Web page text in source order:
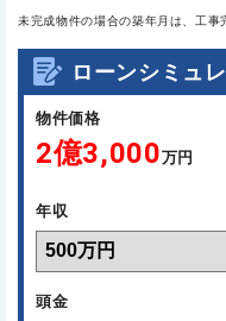
未完成物件の場合の築年月は、工事
ローンシミュ
物件価格
2億3,000万円
年収
頭金